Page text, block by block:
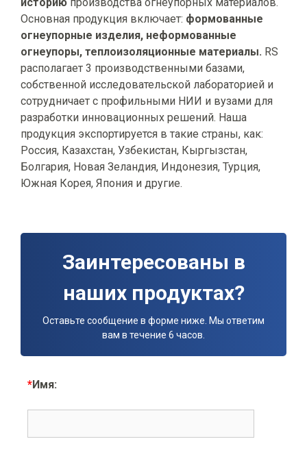
Основная продукция включает: формованные
огнеупорные изделия, неформованные
огнеупоры, теплоизоляционные материалы. RS
располагает 3 производственными базами,
собственной исследовательской лабораторией и
сотрудничает с профильными НИИ и вузами для
разработки инновационных решений. Наша
продукция экспортируется в такие страны, как:
Россия, Казахстан, Узбекистан, Кыргызстан,
Болгария, Новая Зеландия, Индонезия, Турция,
Южная Корея, Япония и другие.
Заинтересованы в
наших продуктах?
Оставьте сообщение в форме ниже. Мы ответим
вам в течение 6 часов.
*Имя: